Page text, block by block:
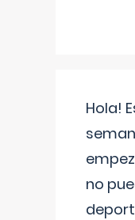
Hola!
no